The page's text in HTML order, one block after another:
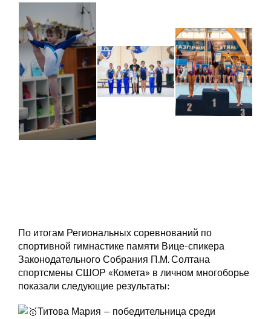
По итогам Региональных соревнований по
спортивной гимнастике памяти Вице-спикера
Законодательного Собрания П.М. Солтана
спортсмены СШОР «Комета» в личном многоборье
показали следующие результаты:
Титова Мария — победительница среди